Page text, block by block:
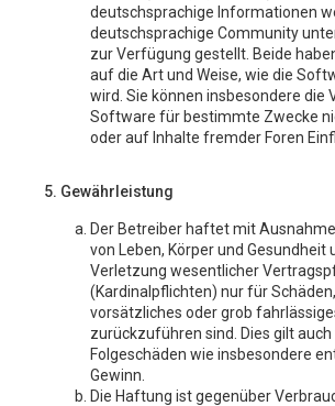
deutschsprachige Informationen
deutschsprachige Community
zur Verfügung gestellt. Beide
auf die Art und Weise, wie die
wird. Sie können insbesondere die
Software für bestimmte Zwecke
oder auf Inhalte fremder Foren
5. Gewährleistung
Der Betreiber haftet mit
von Leben, Körper und Gesundheit
Verletzung wesentlicher
(Kardinalpflichten) nur für
vorsätzliches oder grob
zurückzuführen sind. Dies gilt
Folgeschäden wie insbesondere
Gewinn.
Die Haftung ist gegenüber